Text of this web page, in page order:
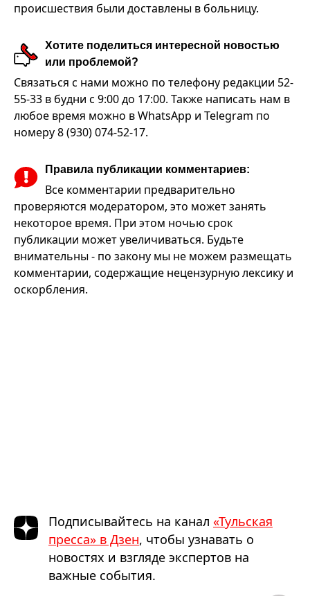
происшествия были доставлены в больницу.
Хотите поделиться интересной новостью
или проблемой?
Связаться с нами можно по телефону редакции 52-
55-33 в будни с 9:00 до 17:00. Также написать нам в
любое время можно в WhatsApp и Telegram по
номеру 8 (930) 074-52-17.
Правила публикации комментариев:
Все комментарии предварительно
проверяются модератором, это может занять
некоторое время. При этом ночью срок
публикации может увеличиваться. Будьте
внимательны - по закону мы не можем размещать
комментарии, содержащие нецензурную лексику и
оскорбления.
Подписывайтесь на канал «Тульская
пресса» в Дзен, чтобы узнавать о
новостях и взгляде экспертов на
важные события.